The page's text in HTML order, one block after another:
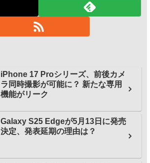
iPhone 17 Proシリーズ、前後カメ
ラ同時撮影が可能に？ 新たな専用
機能がリーク
Galaxy S25 Edgeが5月13日に発売
決定、発表延期の理由は？